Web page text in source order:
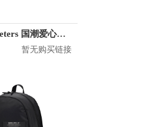
KM/kilometers 国潮爱心短袖T恤 M2X2108466
暂无购买链接